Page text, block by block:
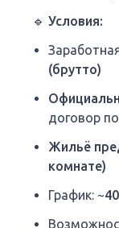
🔹 Условия:
(брутто)
договор
Жильё
комнате)
График: ~